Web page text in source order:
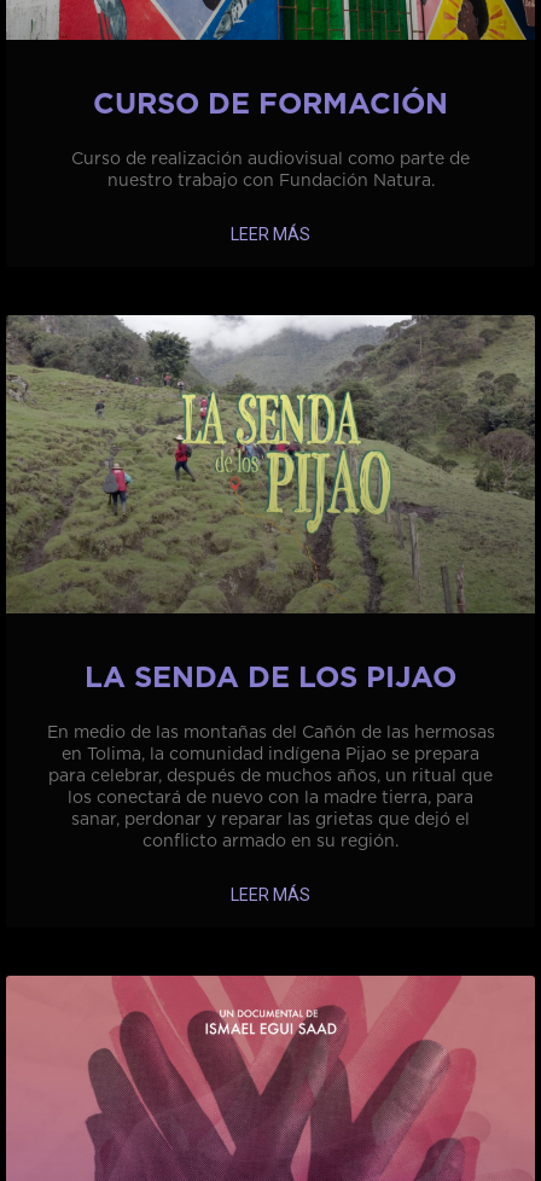
CURSO DE FORMACIÓN
Curso de realización audiovisual como parte de
nuestro trabajo con Fundación Natura.
LEER MÁS
LA SENDA DE LOS PIJAO
En medio de las montañas del Cañón de las hermosas
en Tolima, la comunidad indígena Pijao se prepara
para celebrar, después de muchos años, un ritual que
los conectará de nuevo con la madre tierra, para
sanar, perdonar y reparar las grietas que dejó el
conflicto armado en su región.
LEER MÁS